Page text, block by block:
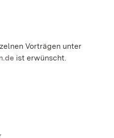
Vorträgen unter
ist erwünscht.